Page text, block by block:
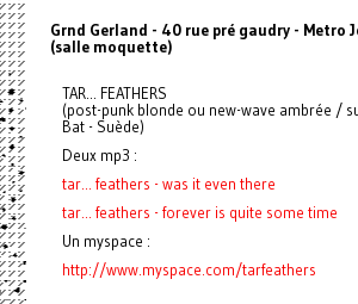
Grnd Gerland - 40 rue pré gaudry- Metro
(salle moquette)
TAR... FEATHERS
(post-punk blonde ou new-wave ambrée /
Bat - Suède)
Deux mp3 :
tar... feathers - was it even there
tar... feathers - forever is quite some time
Un myspace :
http://www.myspace.com/tarfeathers